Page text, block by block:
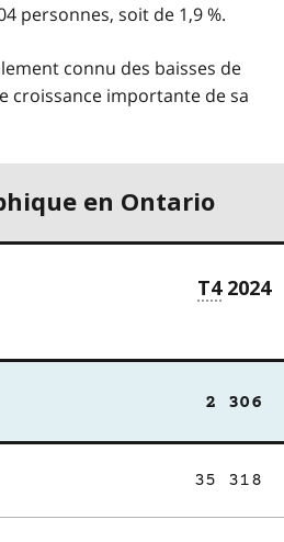
personnes, soit de 1,9 %.
connu des baisses de
croissance importante de sa
en Ontario
T42024
2 306
35 318